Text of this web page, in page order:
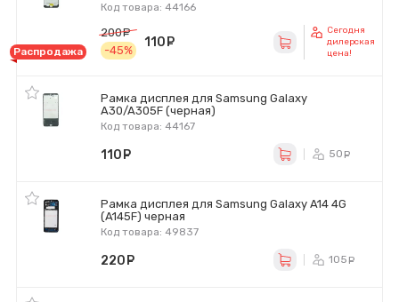
Код товара: 44166
Распродажа
200
-45%
110
Сегодня
дилерская
цена!
Рамка дисплея для Samsung Galaxy
A30/A305F (черная)
Код товара: 44167
110 50
Рамка дисплея для Samsung Galaxy A14 4G
(A145F) черная
Код товара: 49837
220 105